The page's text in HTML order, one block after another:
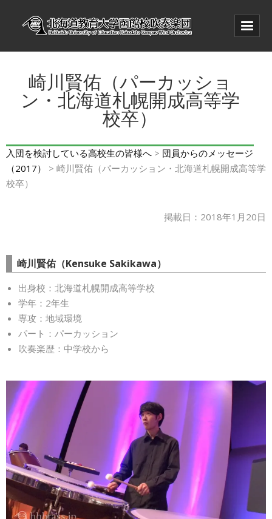
当団概要
訪問演奏・音楽教室
入団を検討している高校生の皆様へ
OBOG会
崎川賢佑（パーカッショ
ン・北海道札幌開成高等学
校卒）
入団を検討している高校生の皆様へ > 団員からのメッセージ
（2017）
> 崎川賢佑（パーカッション・北海道札幌開成高等学
校卒）
掲載日：2018年1月20日
崎川賢佑（Kensuke Sakikawa）
出身校：北海道札幌開成高等学校
学年：2年生
専攻：地域環境
パート：パーカッション
吹奏楽歴：中学校から